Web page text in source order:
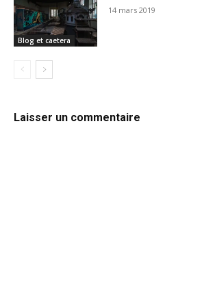
Blog et caetera
14 mars 2019
Laisser un commentaire